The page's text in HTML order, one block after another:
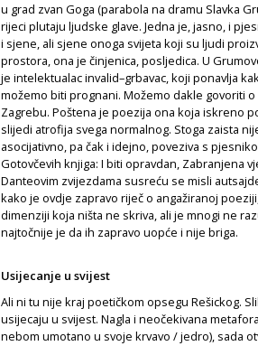
u grad zvan Goga (parabola na dramu Slavka
rijeci plutaju ljudske glave. Jedna je, jasno, i
i sjene, ali sjene onoga svijeta koji su ljudi
prostora, ona je činjenica, posljedica. U
je intelektualac invalid–grbavac, koji ponavlja
možemo biti prognani. Možemo dakle govoriti
Zagrebu. Poštena je poezija ona koja iskreno
slijedi atrofija svega normalnog. Stoga zaista
asocijativno, pa čak i idejno, poveziva s
Gotovčevih knjiga: I biti opravdan, Zabranjena
Danteovim zvijezdama susreću se misli
kako je ovdje zapravo riječ o angažiranoj
dimenziji koja ništa ne skriva, ali je mnogi ne
najtočnije je da ih zapravo uopće i nije briga.
Usijecanje u svijest
Ali ni tu nije kraj poetičkom opsegu Rešickog.
usijecaju u svijest. Nagla i neočekivana
nebom umotano u svoje krvavo / jedro), sada